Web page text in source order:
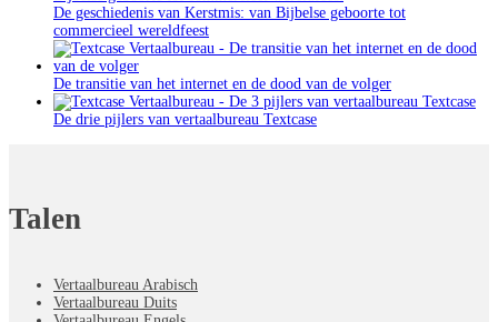
De geschiedenis van Kerstmis: van Bijbelse geboorte tot
commercieel wereldfeest
De transitie van het internet en de dood van de volger
De drie pijlers van vertaalbureau Textcase
Talen
Vertaalbureau Arabisch
Vertaalbureau Duits